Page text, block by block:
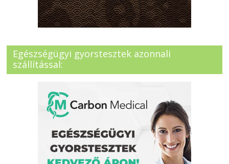
Egészségügyi gyorstesztek azonnali
szállítással: